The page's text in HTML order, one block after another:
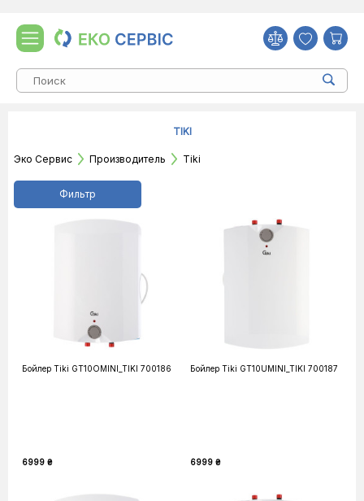
TIKI
Эко Сервис Производитель Tiki
Фильтр
Бойлер Tiki GT10OMINI_TIKI 700186
6999 ₴
Бойлер Tiki GT10UMINI_TIKI 700187
6999 ₴